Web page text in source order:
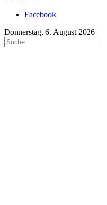
Facebook
Donnerstag, 6. August 2026